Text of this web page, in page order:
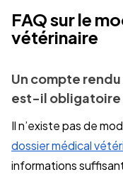
FAQ sur le
vétérinaire
Un compte
est-il obligatoire
Il n’existe pas de
dossier médical
informations